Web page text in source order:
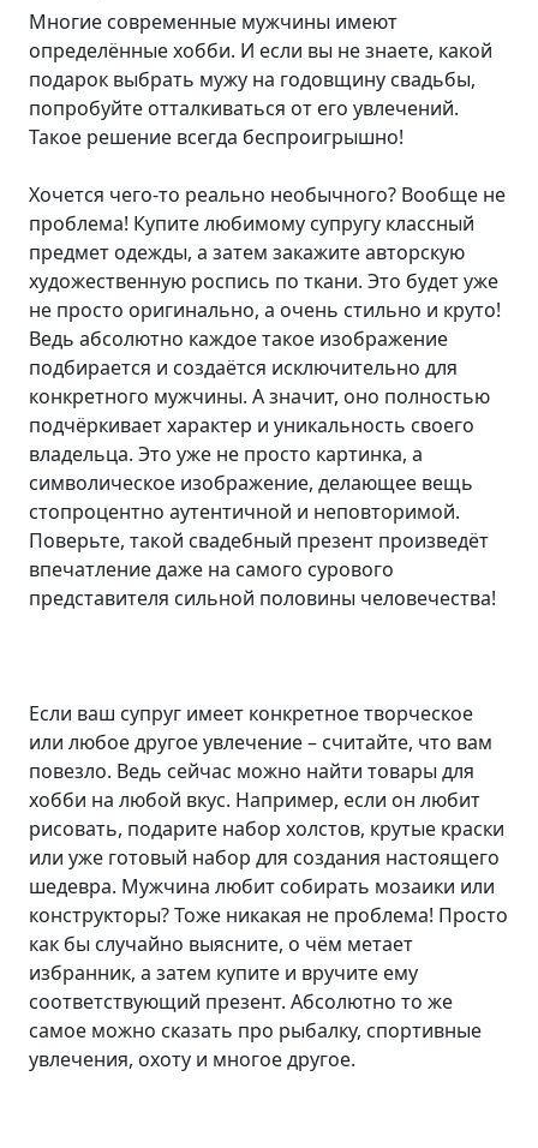
Многие современные мужчины имеют
определённые хобби. И если вы не знаете, какой
подарок выбрать мужу на годовщину свадьбы,
попробуйте отталкиваться от его увлечений.
Такое решение всегда беспроигрышно!
Хочется чего-то реально необычного? Вообще не
проблема! Купите любимому супругу классный
предмет одежды, а затем закажите авторскую
художественную роспись по ткани. Это будет уже
не просто оригинально, а очень стильно и круто!
Ведь абсолютно каждое такое изображение
подбирается и создаётся исключительно для
конкретного мужчины. А значит, оно полностью
подчёркивает характер и уникальность своего
владельца. Это уже не просто картинка, а
символическое изображение, делающее вещь
стопроцентно аутентичной и неповторимой.
Поверьте, такой свадебный презент произведёт
впечатление даже на самого сурового
представителя сильной половины человечества!
Если ваш супруг имеет конкретное творческое
или любое другое увлечение – считайте, что вам
повезло. Ведь сейчас можно найти товары для
хобби на любой вкус. Например, если он любит
рисовать, подарите набор холстов, крутые краски
или уже готовый набор для создания настоящего
шедевра. Мужчина любит собирать мозаики или
конструкторы? Тоже никакая не проблема! Просто
как бы случайно выясните, о чём метает
избранник, а затем купите и вручите ему
соответствующий презент. Абсолютно то же
самое можно сказать про рыбалку, спортивные
увлечения, охоту и многое другое.